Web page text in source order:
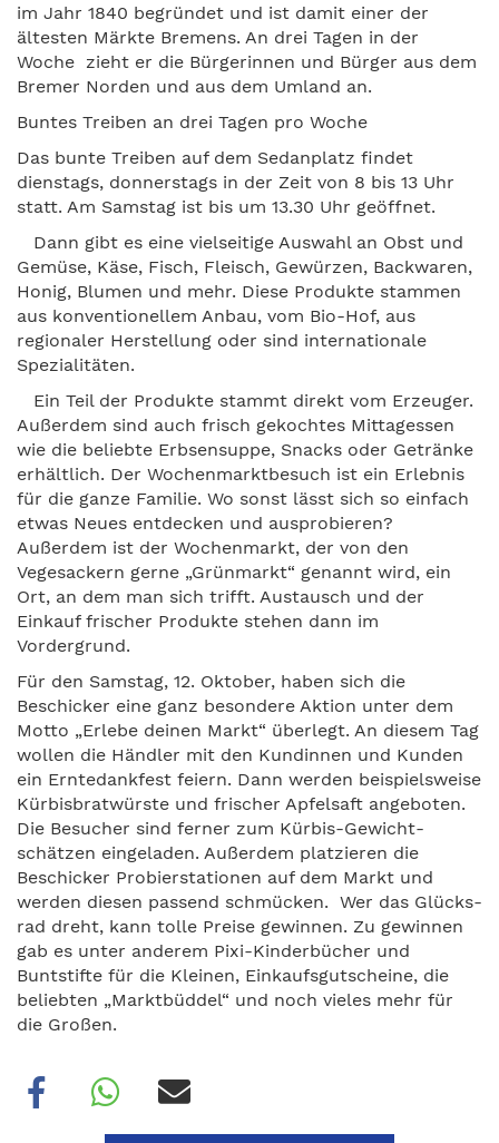
im Jahr 1840 begründet und ist damit einer der
ältesten Märkte Bremens. An drei Tagen in der
Woche zieht er die Bürgerinnen und Bürger aus dem
Bremer Norden und aus dem Umland an.
Buntes Treiben an drei Tagen pro Woche
Das bunte Treiben auf dem Sedanplatz findet
dienstags, donnerstags in der Zeit von 8 bis 13 Uhr
statt. Am Samstag ist bis um 13.30 Uhr geöffnet.
Dann gibt es eine vielseitige Auswahl an Obst und
Gemüse, Käse, Fisch, Fleisch, Gewürzen, Backwaren,
Honig, Blumen und mehr. Diese Produkte stammen
aus konventionellem Anbau, vom Bio-Hof, aus
regionaler Herstellung oder sind internationale
Spezialitäten.
Ein Teil der Produkte stammt direkt vom Erzeuger.
Außerdem sind auch frisch gekochtes Mittagessen
wie die beliebte Erbsensuppe, Snacks oder Getränke
erhältlich. Der Wochenmarktbesuch ist ein Erlebnis
für die ganze Familie. Wo sonst lässt sich so einfach
etwas Neues entdecken und ausprobieren?
Außerdem ist der Wochenmarkt, der von den
Vegesackern gerne „Grünmarkt“ genannt wird, ein
Ort, an dem man sich trifft. Austausch und der
Einkauf frischer Produkte stehen dann im
Vordergrund.
Für den Samstag, 12. Oktober, haben sich die
Beschicker eine ganz besondere Aktion unter dem
Motto „Erlebe deinen Markt“ überlegt. An diesem Tag
wollen die Händler mit den Kundinnen und Kunden
ein Erntedankfest feiern. Dann werden beispielsweise
Kürbis­bratwürste und frischer Apfel­saft angeboten.
Die Besucher sind ferner zum Kürbis-Gewicht­
schätzen eingeladen. Außerdem platzieren die
Beschicker Probier­stationen auf dem Markt und
werden diesen passend schmücken. Wer das Glücks­
rad dreht, kann tolle Preise gewinnen. Zu gewinnen
gab es unter anderem Pixi-Kinderbücher und
Buntstifte für die Kleinen, Einkaufsgutscheine, die
beliebten „Marktbüddel“ und noch vieles mehr für
die Großen.